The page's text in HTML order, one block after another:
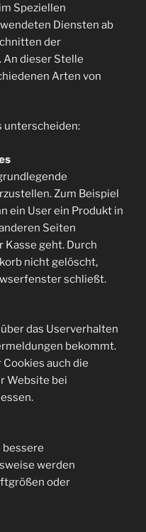
Speziellen
Diensten ab
der
dieser Stelle
Arten von
unterscheiden:
Zum Beispiel
ein User ein Produkt in
Seiten
geht. Durch
nicht gelöscht,
schließt.
das Userverhalten
bekommt.
auch die
Website bei
bessere
werden
oder